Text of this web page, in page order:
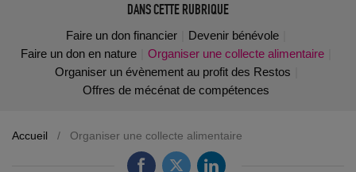
DANS CETTE RUBRIQUE
Faire un don financier
Devenir bénévole
Faire un don en nature
Organiser une collecte alimentaire
Organiser un évènement au profit des Restos
Offres de mécénat de compétences
Accueil / Organiser une collecte alimentaire